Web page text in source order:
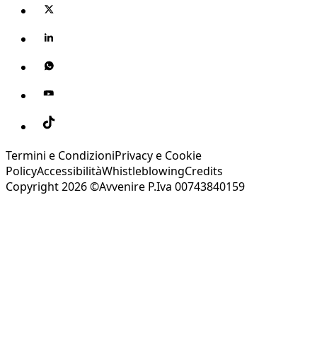
Termini e CondizioniPrivacy e Cookie
PolicyAccessibilitàWhistleblowingCredits
Copyright 2026 ©Avvenire P.Iva 00743840159